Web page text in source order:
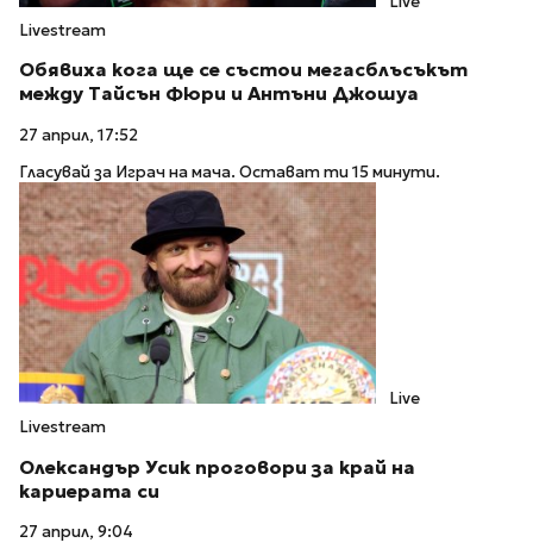
Livestream
Обявиха кога ще се състои мегасблъсъкът
между Тайсън Фюри и Антъни Джошуа
27 април, 17:52
Гласувай за Играч на мача. Остават ти 15 минути.
Live
Livestream
Олександър Усик проговори за край на
кариерата си
27 април, 9:04